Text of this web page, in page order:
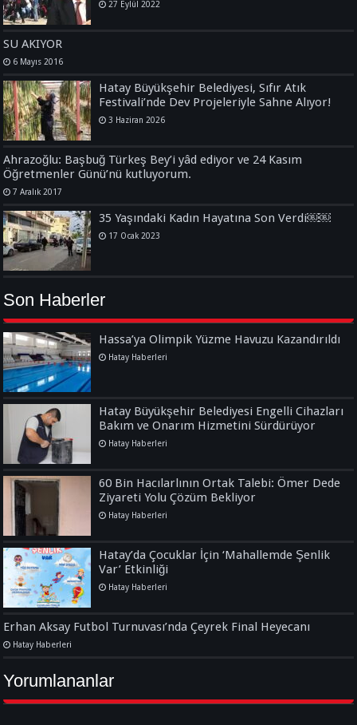
27 Eylül 2022
SU AKIYOR
6 Mayıs 2016
Hatay Büyükşehir Belediyesi, Sıfır Atık
Festivali’nde Dev Projeleriyle Sahne Alıyor!
3 Haziran 2026
Ahrazoğlu: Başbuğ Türkeş Bey’i yâd ediyor ve 24 Kasım
Öğretmenler Günü’nü kutluyorum.
7 Aralık 2017
35 Yaşındaki Kadın Hayatına Son Verdi￼￼
17 Ocak 2023
Son Haberler
Hassa’ya Olimpik Yüzme Havuzu Kazandırıldı
Hatay Haberleri
Hatay Büyükşehir Belediyesi Engelli Cihazları
Bakım ve Onarım Hizmetini Sürdürüyor
Hatay Haberleri
60 Bin Hacılarlının Ortak Talebi: Ömer Dede
Ziyareti Yolu Çözüm Bekliyor
Hatay Haberleri
Hatay’da Çocuklar İçin ‘Mahallemde Şenlik
Var’ Etkinliği
Hatay Haberleri
Erhan Aksay Futbol Turnuvası’nda Çeyrek Final Heyecanı
Hatay Haberleri
Yorumlananlar